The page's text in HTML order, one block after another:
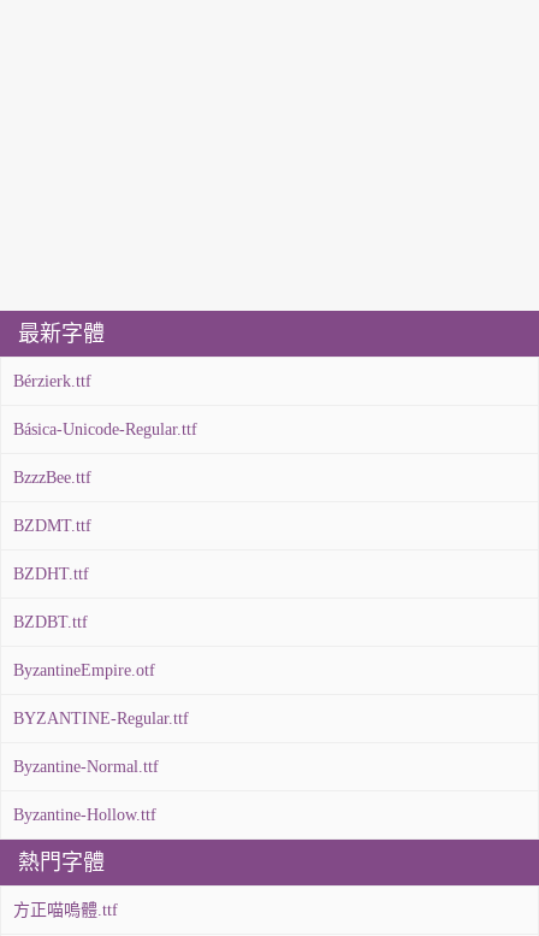
最新字體
Bérzierk.ttf
Básica-Unicode-Regular.ttf
BzzzBee.ttf
BZDMT.ttf
BZDHT.ttf
BZDBT.ttf
ByzantineEmpire.otf
BYZANTINE-Regular.ttf
Byzantine-Normal.ttf
Byzantine-Hollow.ttf
熱門字體
方正喵嗚體.ttf